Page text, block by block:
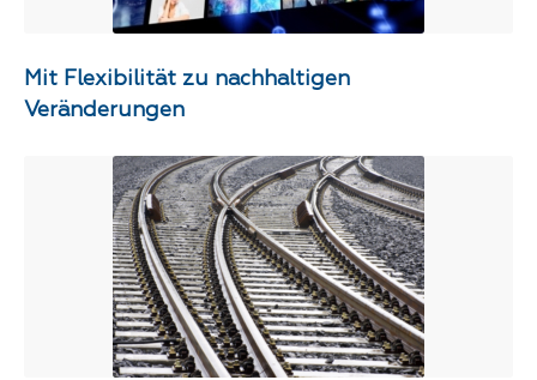
Mit Flexibilität zu nachhaltigen
Veränderungen